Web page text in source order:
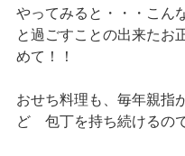
やってみると・・・こん
と過ごすことの出来たお
めて！！
おせち料理も、毎年親指
ど　包丁を持ち続けるの